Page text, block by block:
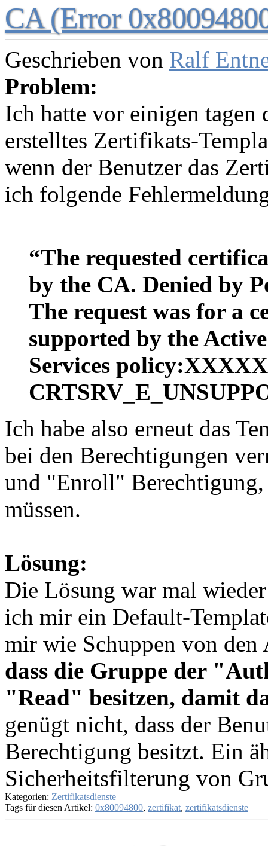
CA (Error
Geschrieben von Ralf
Problem:
Ich hatte vor einigen tagen
erstelltes Zertifikats-
wenn der Benutzer das
ich folgende
“The requested
by the CA. Denied by
The request was for a
supported by the
Services
Ich habe also erneut das
bei den Berechtigungen
und "Enroll" Berechtigung,
müssen.
Lösung:
Die Lösung war mal
ich mir ein Default-
mir wie Schuppen von
dass die Gruppe der
"Read" besitzen, damit
genügt nicht, dass der
Berechtigung besitzt. Ein
Sicherheitsfilterung von
Kategorien: Zertifikatsdienste
Tags für diesen Artikel: 0x80094800, zertifikat, zertifikatsdienste